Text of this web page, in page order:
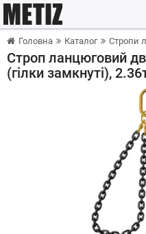
Головна Каталог Стропи
Строп ланцюговий
(гілки замкнуті),